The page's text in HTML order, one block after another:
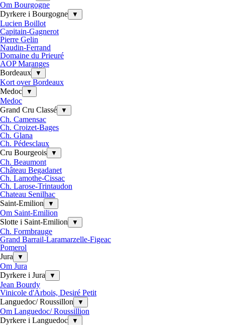
Om Bourgogne
Dyrkere i Bourgogne
▼
Lucien Boillot
Capitain-Gagnerot
Pierre Gelin
Naudin-Ferrand
Domaine du Prieuré
AOP Maranges
Bordeaux
▼
Kort over Bordeaux
Medoc
▼
Medoc
Grand Cru Classé
▼
Ch. Camensac
Ch. Croizet-Bages
Ch. Glana
Ch. Pédesclaux
Cru Bourgeois
▼
Ch. Beaumont
Château Begadanet
Ch. Lamothe-Cissac
Ch. Larose-Trintaudon
Chateau Senilhac
Saint-Emilion
▼
Om Saint-Emilion
Slotte i Saint-Emilion
▼
Ch. Formbrauge
Grand Barrail-Laramarzelle-Figeac
Pomerol
Jura
▼
Om Jura
Dyrkere i Jura
▼
Jean Bourdy
Vinicole d'Arbois, Desiré Petit
Languedoc/ Roussillon
▼
Om Languedoc/ Roussillion
Dyrkere i Languedoc
▼